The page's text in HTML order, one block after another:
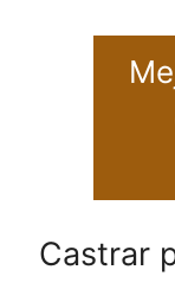
Castrar